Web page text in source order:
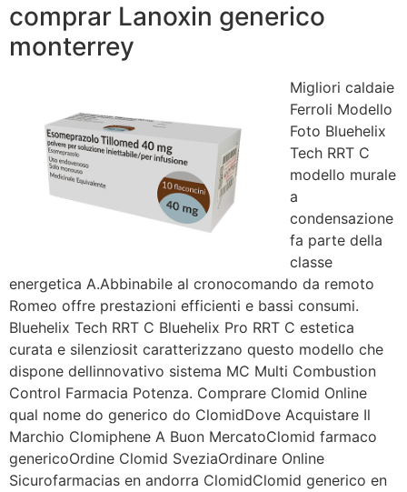
comprar Lanoxin generico
monterrey
Migliori caldaie
Ferroli Modello
Foto Bluehelix
Tech RRT C
modello murale
a
condensazione
fa parte della
classe
energetica A.Abbinabile al cronocomando da remoto
Romeo offre prestazioni efficienti e bassi consumi.
Bluehelix Tech RRT C Bluehelix Pro RRT C estetica
curata e silenziosit caratterizzano questo modello che
dispone dellinnovativo sistema MC Multi Combustion
Control Farmacia Potenza. Comprare Clomid Online
qual nome do generico do ClomidDove Acquistare Il
Marchio Clomiphene A Buon MercatoClomid farmaco
genericoOrdine Clomid SveziaOrdinare Online
Sicurofarmacias en andorra ClomidClomid generico en